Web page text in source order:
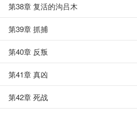
第38章 复活的沟吕木
第39章 抓捕
第40章 反叛
第41章 真凶
第42章 死战